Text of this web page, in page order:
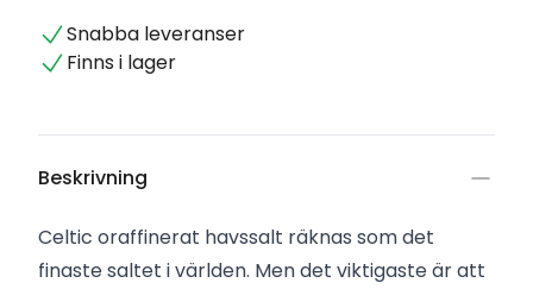
Snabba leveranser
Finns i lager
Beskrivning
Celtic oraffinerat havssalt räknas som det
finaste saltet i världen. Men det viktigaste är att